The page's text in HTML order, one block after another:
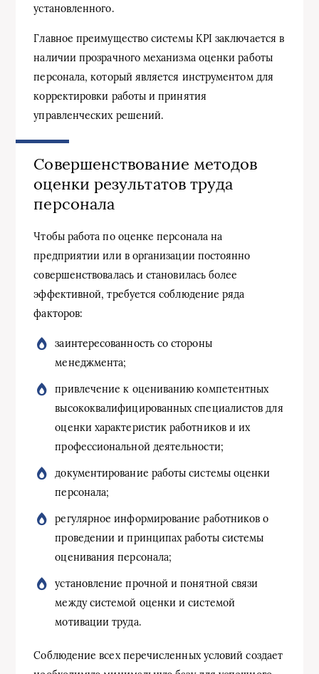
установленного.
Главное преимущество системы KPI заключается в
наличии прозрачного механизма оценки работы
персонала, который является инструментом для
корректировки работы и принятия
управленческих решений.
Совершенствование методов
оценки результатов труда
персонала
Чтобы работа по оценке персонала на
предприятии или в организации постоянно
совершенствовалась и становилась более
эффективной, требуется соблюдение ряда
факторов:
заинтересованность со стороны
менеджмента;
привлечение к оцениванию компетентных
высококвалифицированных специалистов для
оценки характеристик работников и их
профессиональной деятельности;
документирование работы системы оценки
персонала;
регулярное информирование работников о
проведении и принципах работы системы
оценивания персонала;
установление прочной и понятной связи
между системой оценки и системой
мотивации труда.
Соблюдение всех перечисленных условий создает